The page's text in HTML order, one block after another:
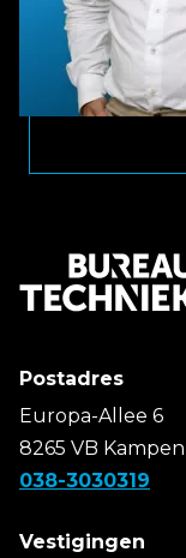
Postadres
Europa-Allee 6
8265 VB Kampen
038-3030319
Vestigingen